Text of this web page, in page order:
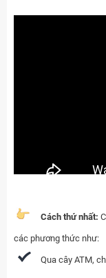
Cách thứ nhất:
các phương thức như:
Qua cây ATM,